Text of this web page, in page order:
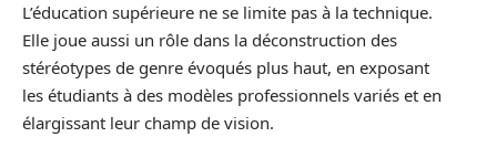
L’éducation supérieure ne se limite pas à la technique.
Elle joue aussi un rôle dans la déconstruction des
stéréotypes de genre évoqués plus haut, en exposant
les étudiants à des modèles professionnels variés et en
élargissant leur champ de vision.